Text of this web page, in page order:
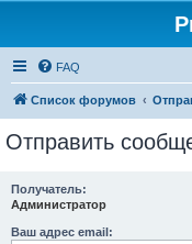
FAQ
Список форумов
Отправить
Получатель:
Администратор
Ваш адрес email: